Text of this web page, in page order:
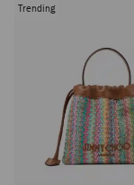
Trending